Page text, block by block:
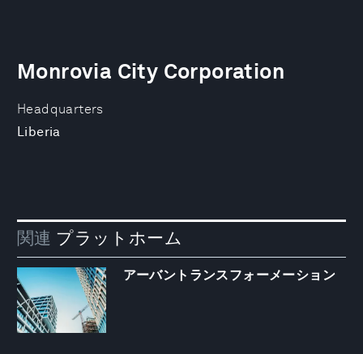
Headquarters
Liberia
Monrovia City Corporation
関連 プラットホーム
アーバントランスフォーメーション